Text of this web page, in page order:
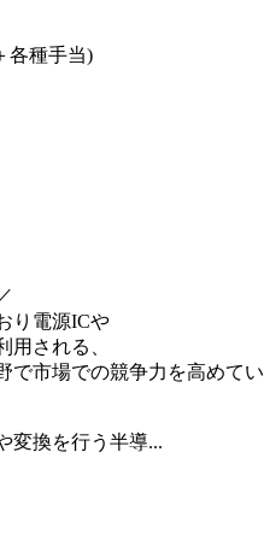
各種手当)
り電源ICや
用される、
で市場での競争力を高めて
変換を行う半導...